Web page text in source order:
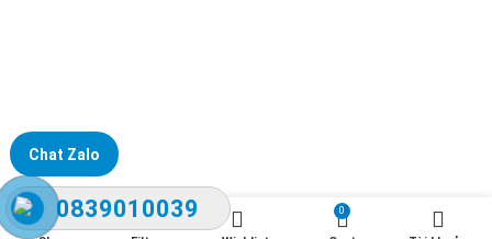
Chat Zalo
0839010039 0